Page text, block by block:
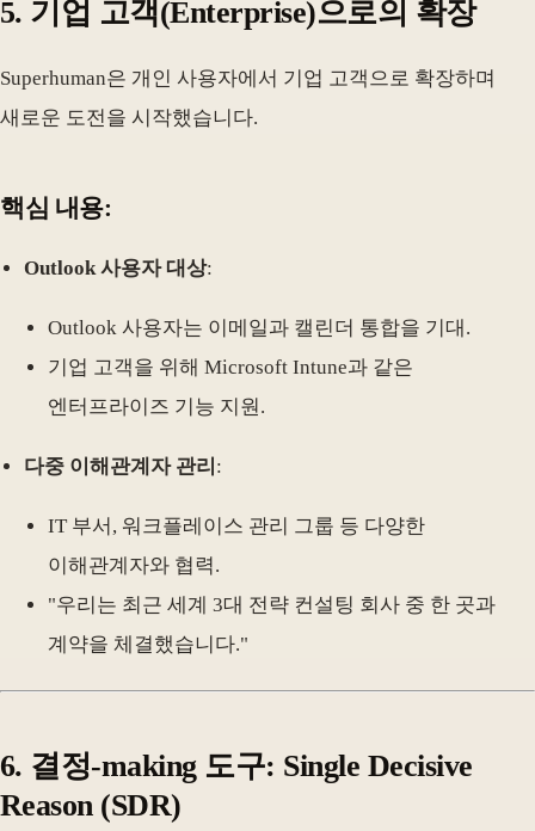
5. 기업 고객(Enterprise)으로의 확장
Superhuman은 개인 사용자에서 기업 고객으로 확장하며
새로운 도전을 시작했습니다.
핵심 내용:
Outlook 사용자 대상:
Outlook 사용자는 이메일과 캘린더 통합을 기대.
기업 고객을 위해 Microsoft Intune과 같은
엔터프라이즈 기능 지원.
다중 이해관계자 관리 :
IT 부서, 워크플레이스 관리 그룹 등 다양한
이해관계자와 협력.
"우리는 최근 세계 3대 전략 컨설팅 회사 중 한 곳과
계약을 체결했습니다."
6. 결정-making 도구: Single Decisive
Reason (SDR)